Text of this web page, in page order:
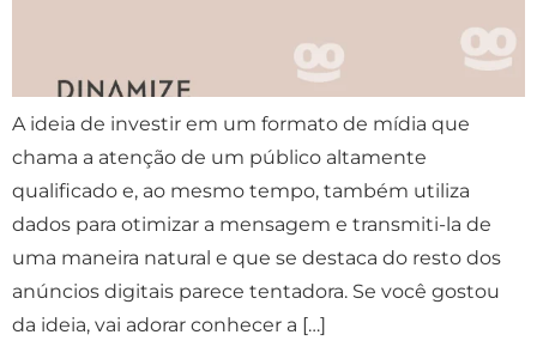
A ideia de investir em um formato de mídia que
chama a atenção de um público altamente
qualificado e, ao mesmo tempo, também utiliza
dados para otimizar a mensagem e transmiti-la de
uma maneira natural e que se destaca do resto dos
anúncios digitais parece tentadora. Se você gostou
da ideia, vai adorar conhecer a […]